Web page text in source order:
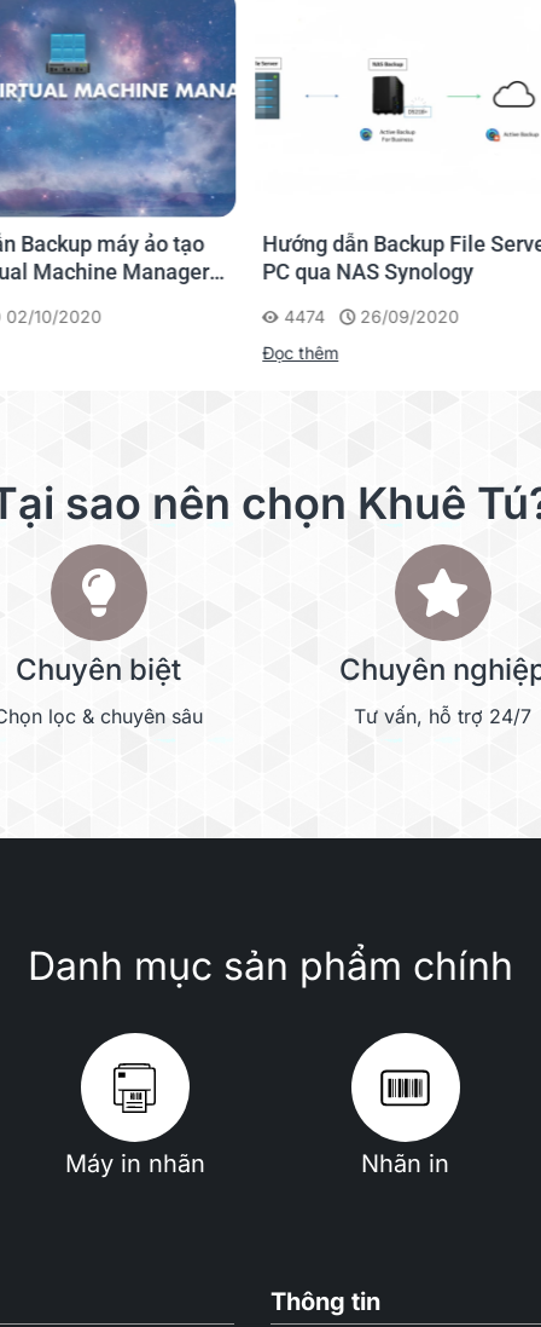
2 pcs
Mode
model)
model)
for RP model)
for RP model)
Hibernation, for RP model)
to 140°F)
Backup File Server từ
NAS Synology
26/09/2020
Hướng dẫn Backup NAS
Synology sang thiết bị
2578
25/09/2020
Đọc thêm
sao nên chọn Khuê
Chuyên biệt
lọc & chuyên sâu
Chuyên
Tư vấn, hỗ trợ 24/7
Danh mục sản phẩm chính
Máy in nhãn Nhãn in
Thông tin